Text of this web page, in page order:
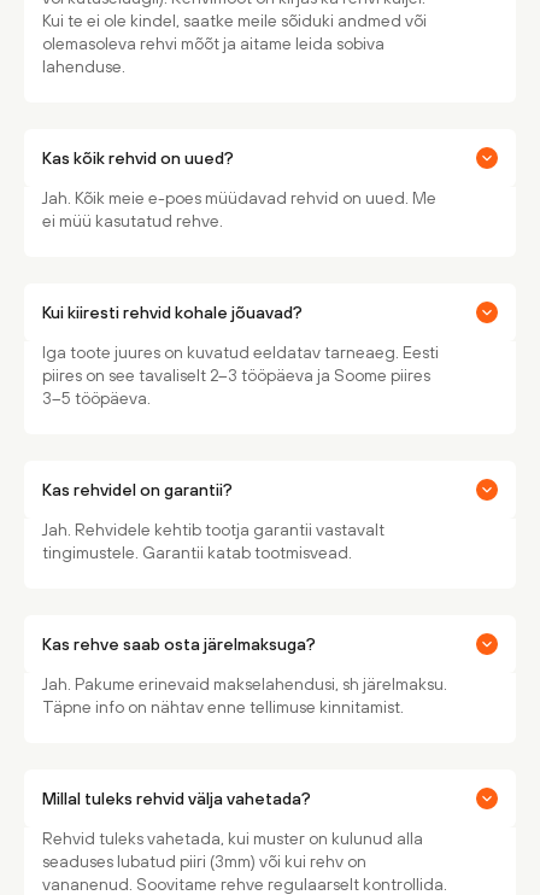
Kui te ei ole kindel, saatke meile sõiduki andmed või
olemasoleva rehvi mõõt ja aitame leida sobiva
lahenduse.
Kas kõik rehvid on uued?
Jah. Kõik meie e-poes müüdavad rehvid on uued. Me
ei müü kasutatud rehve.
Kui kiiresti rehvid kohale jõuavad?
Iga toote juures on kuvatud eeldatav tarneaeg. Eesti
piires on see tavaliselt 2–3 tööpäeva ja Soome piires
3–5 tööpäeva.
Kas rehvidel on garantii?
Jah. Rehvidele kehtib tootja garantii vastavalt
tingimustele. Garantii katab tootmisvead.
Kas rehve saab osta järelmaksuga?
Jah. Pakume erinevaid makselahendusi, sh järelmaksu.
Täpne info on nähtav enne tellimuse kinnitamist.
Millal tuleks rehvid välja vahetada?
Rehvid tuleks vahetada, kui muster on kulunud alla
seaduses lubatud piiri (3mm) või kui rehv on
vananenud. Soovitame rehve regulaarselt kontrollida.